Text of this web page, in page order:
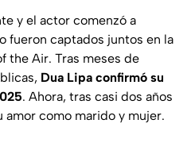
y el actor comenzó a
fueron captados juntos en la
the Air. Tras meses de
Dua Lipa confirmó su
. Ahora, tras casi dos años
amor como marido y mujer.